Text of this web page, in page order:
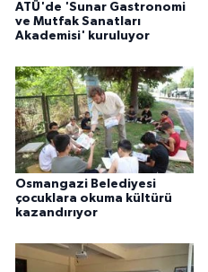
ATÜ'de 'Sunar Gastronomi
ve Mutfak Sanatları
Akademisi' kuruluyor
Osmangazi Belediyesi
çocuklara okuma kültürü
kazandırıyor